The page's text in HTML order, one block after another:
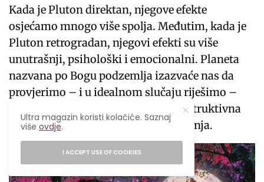
Kada je Pluton direktan, njegove efekte
osjećamo mnogo više spolja. Međutim, kada je
Pluton retrogradan, njegovi efekti su više
unutrašnji, psihološki i emocionalni. Planeta
nazvana po Bogu podzemlja izazvaće nas da
provjerimo – i u idealnom slučaju riješimo –
svoja toksična, negativna i samodestruktivna
ponašanja, obrasce i sisteme vjerovanja.
Ultra magazin koristi kolačiće. Saznaj
višeovdje.
I ACCEPT USE OF COOKIES